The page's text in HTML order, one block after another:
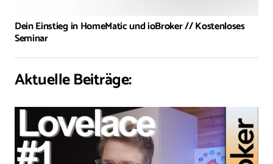
Dein Einstieg in HomeMatic und ioBroker // Kostenloses
Seminar
Aktuelle Beiträge: